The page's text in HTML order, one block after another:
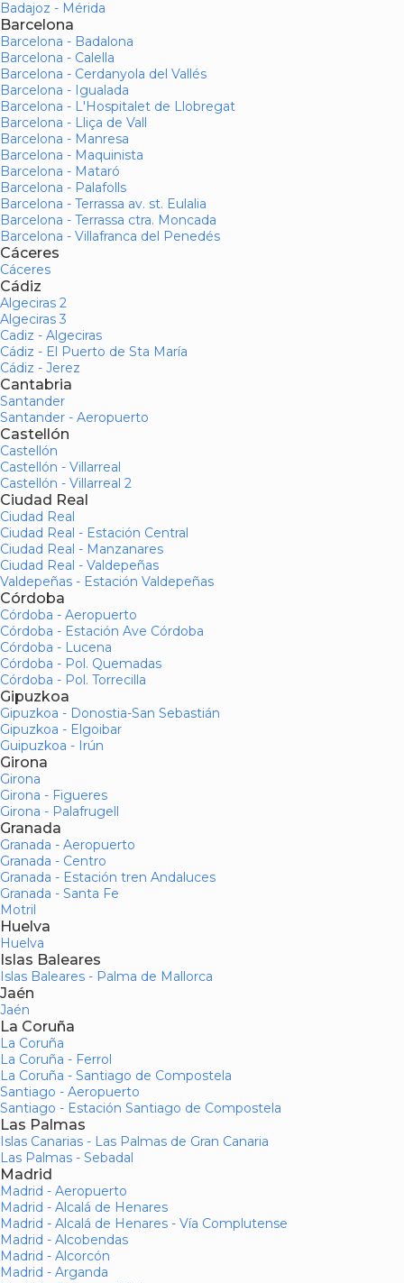
Badajoz - Mérida
Barcelona
Barcelona - Badalona
Barcelona - Calella
Barcelona - Cerdanyola del Vallés
Barcelona - Igualada
Barcelona - L'Hospitalet de Llobregat
Barcelona - Lliça de Vall
Barcelona - Manresa
Barcelona - Maquinista
Barcelona - Mataró
Barcelona - Palafolls
Barcelona - Terrassa av. st. Eulalia
Barcelona - Terrassa ctra. Moncada
Barcelona - Villafranca del Penedés
Cáceres
Cáceres
Cádiz
Algeciras 2
Algeciras 3
Cadiz - Algeciras
Cádiz - El Puerto de Sta María
Cádiz - Jerez
Cantabria
Santander
Santander - Aeropuerto
Castellón
Castellón
Castellón - Villarreal
Castellón - Villarreal 2
Ciudad Real
Ciudad Real
Ciudad Real - Estación Central
Ciudad Real - Manzanares
Ciudad Real - Valdepeñas
Valdepeñas - Estación Valdepeñas
Córdoba
Córdoba - Aeropuerto
Córdoba - Estación Ave Córdoba
Córdoba - Lucena
Córdoba - Pol. Quemadas
Córdoba - Pol. Torrecilla
Gipuzkoa
Gipuzkoa - Donostia-San Sebastián
Gipuzkoa - Elgoibar
Guipuzkoa - Irún
Girona
Girona
Girona - Figueres
Girona - Palafrugell
Granada
Granada - Aeropuerto
Granada - Centro
Granada - Estación tren Andaluces
Granada - Santa Fe
Motril
Huelva
Huelva
Islas Baleares
Islas Baleares - Palma de Mallorca
Jaén
Jaén
La Coruña
La Coruña
La Coruña - Ferrol
La Coruña - Santiago de Compostela
Santiago - Aeropuerto
Santiago - Estación Santiago de Compostela
Las Palmas
Islas Canarias - Las Palmas de Gran Canaria
Las Palmas - Sebadal
Madrid
Madrid - Aeropuerto
Madrid - Alcalá de Henares
Madrid - Alcalá de Henares - Vía Complutense
Madrid - Alcobendas
Madrid - Alcorcón
Madrid - Arganda